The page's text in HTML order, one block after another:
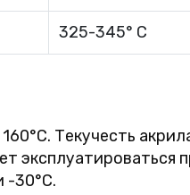
325-345° C
Текучесть
эксплуатироваться
-30°С.